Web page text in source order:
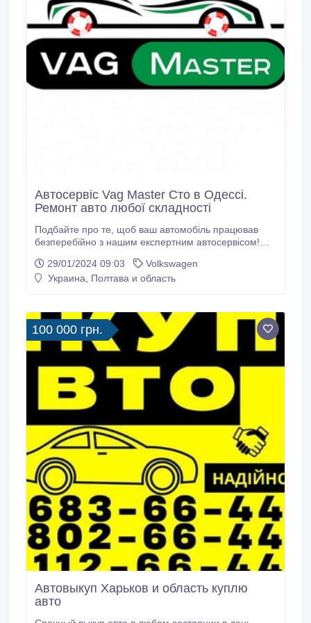
Автосервіс Vag Master Сто в Одессі.
Ремонт авто любої складності
Подбайте про те, щоб ваш автомобіль працював
безперебійно з нашим експертним автосервісом!
чекайте, поки щось піде не так – забезпечте
безперебійну роботу вашого автомобіля з нашим
вашого автомобіля.
29/01/2024 09:03
Volkswagen
Украина, Полтава и область
100 000 грн.
Автовыкуп Харьков и область куплю
авто